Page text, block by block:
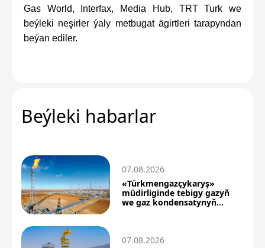
Gas World, Interfax, Media Hub, TRT Turk we
beýleki neşirler ýaly metbugat ägirtleri tarapyndan
beýan ediler.
Beýleki habarlar
07.08.2026
«Türkmengazçykaryş»
müdirliginde tebigy gazyň
we gaz kondensatynyň
07.08.2026